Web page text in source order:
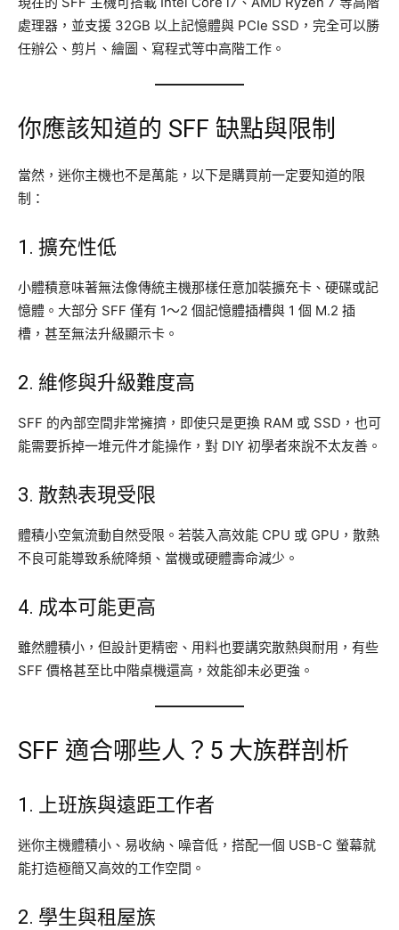
處理器，並支援 32GB 以上記憶體與 PCIe SSD，完全可以勝
任辦公、剪片、繪圖、寫程式等中高階工作。
你應該知道的 SFF 缺點與限制
當然，迷你主機也不是萬能，以下是購買前一定要知道的限
制：
1. 擴充性低
小體積意味著無法像傳統主機那樣任意加裝擴充卡、硬碟或記
憶體。大部分 SFF 僅有 1～2 個記憶體插槽與 1 個 M.2 插
槽，甚至無法升級顯示卡。
2. 維修與升級難度高
SFF 的內部空間非常擁擠，即使只是更換 RAM 或 SSD，也可
能需要拆掉一堆元件才能操作，對 DIY 初學者來說不太友善。
3. 散熱表現受限
體積小空氣流動自然受限。若裝入高效能 CPU 或 GPU，散熱
不良可能導致系統降頻、當機或硬體壽命減少。
4. 成本可能更高
雖然體積小，但設計更精密、用料也要講究散熱與耐用，有些
SFF 價格甚至比中階桌機還高，效能卻未必更強。
SFF 適合哪些人？5 大族群剖析
1. 上班族與遠距工作者
迷你主機體積小、易收納、噪音低，搭配一個 USB-C 螢幕就
能打造極簡又高效的工作空間。
2. 學生與租屋族